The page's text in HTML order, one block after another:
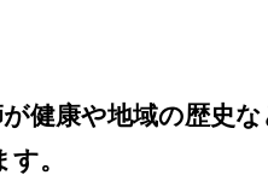
健康や地域の歴史
。